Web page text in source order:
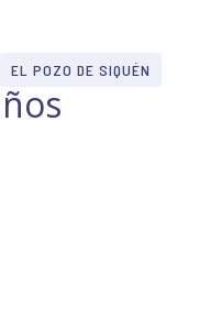
EL POZO DE SIQUÉN